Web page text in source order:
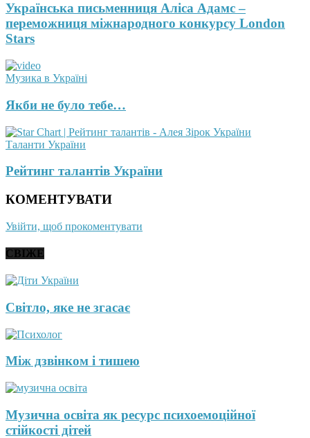
Українська письменниця Аліса Адамс –
переможниця міжнародного конкурсу London
Stars
Музика в Україні
Якби не було тебе…
Таланти України
Рейтинг талантів України
КОМЕНТУВАТИ
Увійти, щоб прокоментувати
СВІЖЕ
Світло, яке не згасає
Між дзвінком і тишею
Музична освіта як ресурс психоемоційної
стійкості дітей